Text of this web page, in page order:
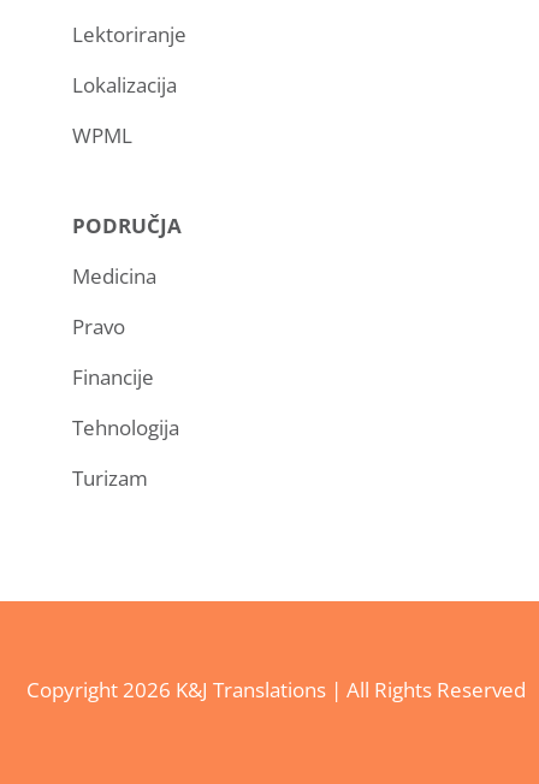
Lektoriranje
Lokalizacija
WPML
PODRUČJA
Medicina
Pravo
Financije
Tehnologija
Turizam
Copyright 2026 K&J Translations | All Rights Reserved